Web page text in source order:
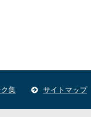
ク集 サイトマップ